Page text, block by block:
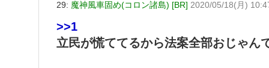
29: 魔神風車固め(コロン諸島) [BR] 2020/05/18(月)
>>1
立民が慌ててるから法案全部おじゃん